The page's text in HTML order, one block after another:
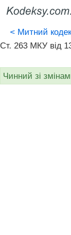
< Митний
Ст. 263 МКУ від
Чинний зі